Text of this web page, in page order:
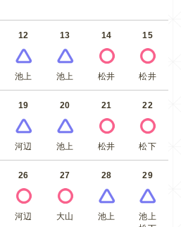
12
池上
13
池上
14
松井
15
松井
19
河辺
20
池上
21
松井
22
松下
26
河辺
27
大山
28
池上
29
池上